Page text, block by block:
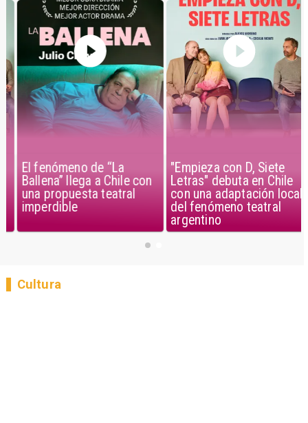
El fenómeno de “La
Ballena” llega a Chile con
una propuesta teatral
imperdible
"Empieza con D, Siete
Letras" debuta en Chile
con una adaptación local
del fenómeno teatral
argentino
Cultura